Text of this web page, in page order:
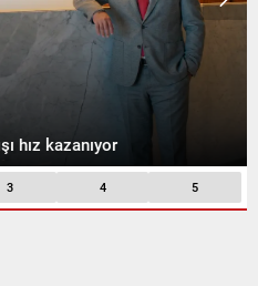
hız kazanıyor
3 4 5